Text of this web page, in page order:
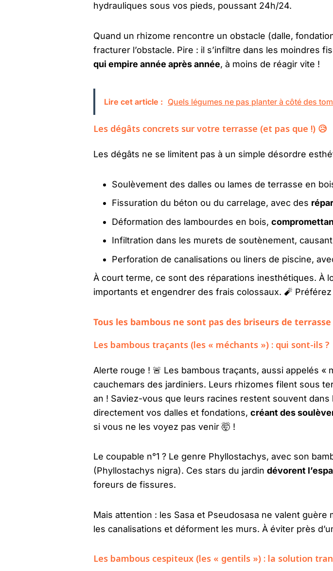
hydrauliques sous vos pieds, poussant 24h/24.
Quand un rhizome rencontre un obstacle (dalle,
fracturer l’obstacle. Pire : il s’infiltre dans les moindres
qui empire année après année, à moins de réagir vite !
Lire cet article : Quels légumes ne pas planter à côté des
Les dégâts concrets sur votre terrasse (et pas que !) 😥
Les dégâts ne se limitent pas à un simple désordre
Soulèvement des dalles ou lames de terrasse en
Fissuration du béton ou du carrelage, avec des
Déformation des lambourdes en bois,
Infiltration dans les murets de soutènement,
Perforation de canalisations ou liners de piscine,
À court terme, ce sont des réparations inesthétiques. À
importants et engendrer des frais colossaux. 🧨 Préférez
Tous les bambous ne sont pas des briseurs de
Les bambous traçants (les « méchants ») : qui sont-ils ?
Alerte rouge ! 🚨 Les bambous traçants, aussi appelés
cauchemars des jardiniers. Leurs rhizomes filent sous
an ! Saviez-vous que leurs racines restent souvent
directement vos dalles et fondations, créant des
si vous ne les voyez pas venir 🤯 !
Le coupable n°1 ? Le genre Phyllostachys, avec son
(Phyllostachys nigra). Ces stars du jardin dévorent
foreurs de fissures.
Mais attention : les Sasa et Pseudosasa ne valent guère
les canalisations et déforment les murs. À éviter près
Les bambous cespiteux (les « gentils ») : la solution